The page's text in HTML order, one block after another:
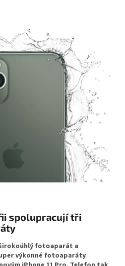
spolupracují tři
fotoaparát a
výkonné fotoaparáty